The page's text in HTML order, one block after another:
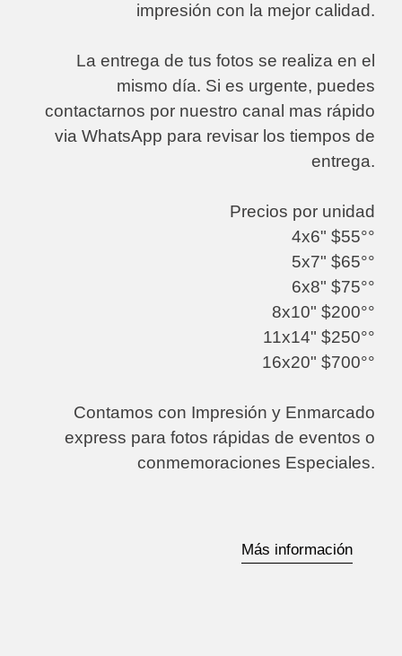
impresión con la mejor calidad.
La entrega de tus fotos se realiza en el
mismo día. Si es urgente, puedes
contactarnos por nuestro canal mas rápido
via WhatsApp para revisar los tiempos de
entrega.
Precios por unidad
4x6" $55°°
5x7" $65°°
6x8" $75°°
8x10" $200°°
11x14" $250°°
16x20" $700°°
Contamos con Impresión y Enmarcado
express para fotos rápidas de eventos o
conmemoraciones Especiales.
Más información